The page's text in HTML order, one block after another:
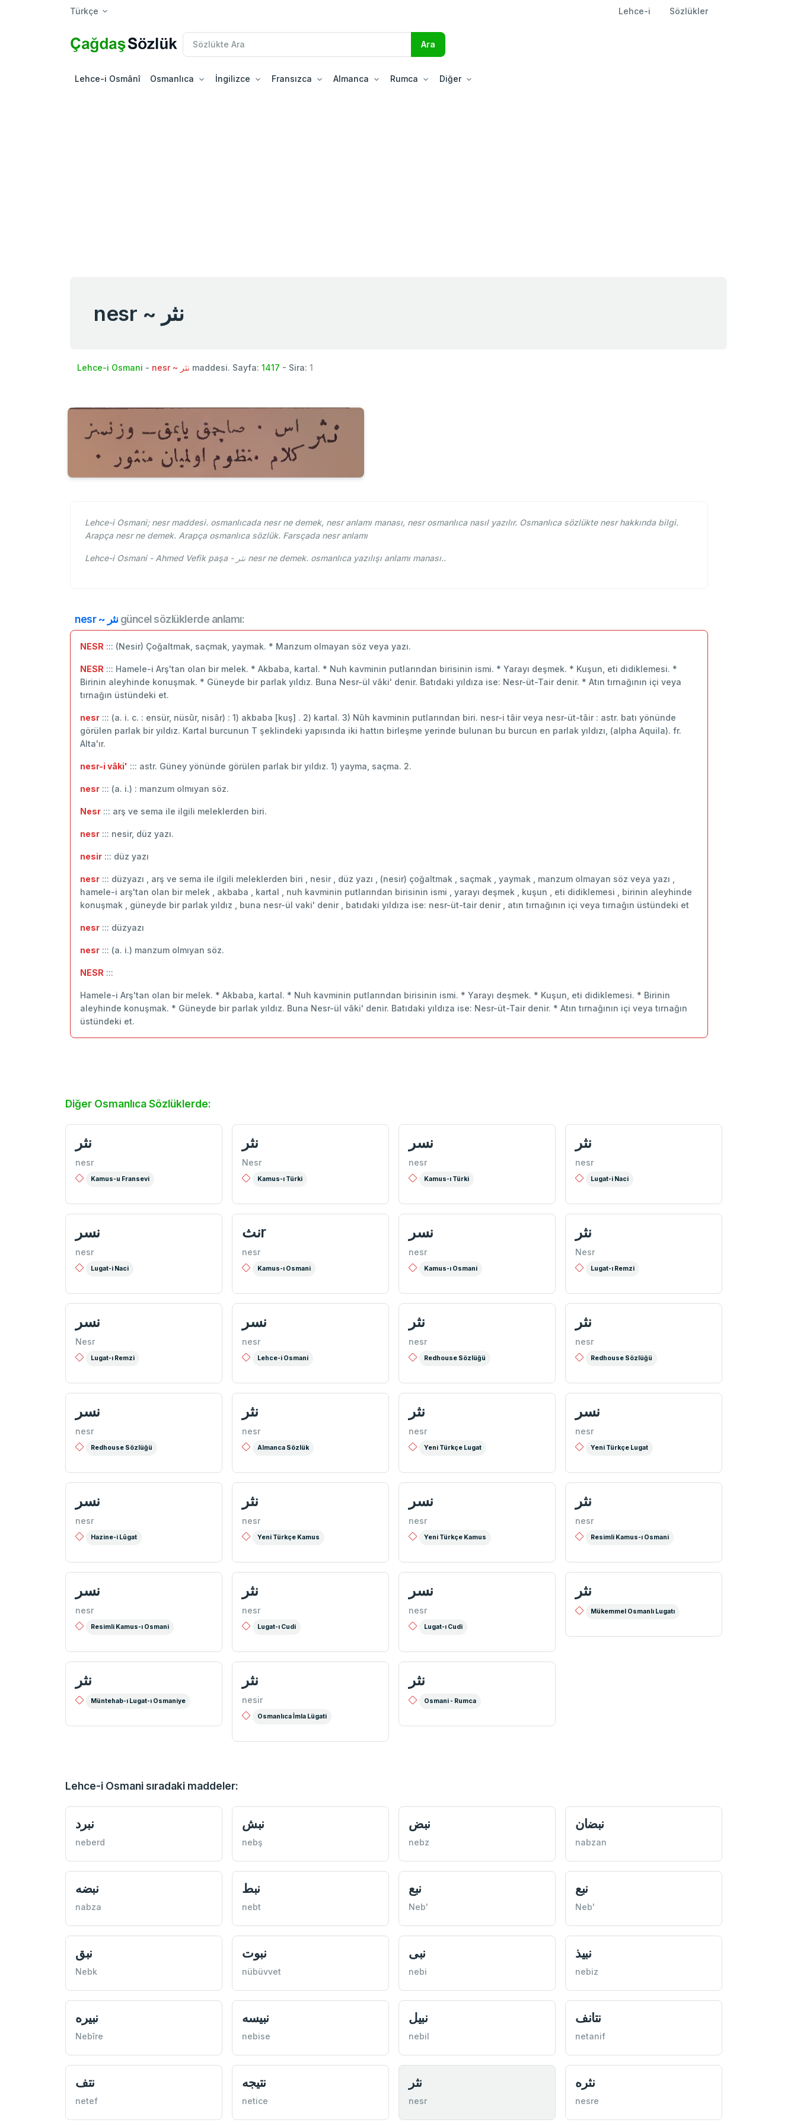
Türkçe Lehce-i Sözlükler
Lehce-i Osmânî Osmanlıca İngilizce Fransızca Almanca Rumca Diğer
nesr ~ نثر
Lehce-i Osmani - nesr ~ نثر maddesi. Sayfa: 1417 - Sira: 1
Lehce-i Osmani; nesr maddesi. osmanlıcada nesr ne demek, nesr anlamı manası, nesr osmanlıca nasıl yazılır. Osmanlıca sözlükte nesr hakkında bilgi.
Arapça nesr ne demek. Arapça osmanlıca sözlük. Farsçada nesr anlamı
Lehce-i Osmani - Ahmed Vefik paşa - نثر nesr ne demek. osmanlıca yazılışı anlamı manası..
nesr ~ نثرgüncel sözlüklerde anlamı:
NESR ::: (Nesir) Çoğaltmak, saçmak, yaymak. * Manzum olmayan söz veya yazı.
NESR ::: Hamele-i Arş'tan olan bir melek. * Akbaba, kartal. * Nuh kavminin putlarından birisinin ismi. * Yarayı deşmek. * Kuşun, eti didiklemesi. *
Birinin aleyhinde konuşmak. * Güneyde bir parlak yıldız. Buna Nesr-ül vâki' denir. Batıdaki yıldıza ise: Nesr-üt-Tair denir. * Atın tırnağının içi veya
tırnağın üstündeki et.
nesr ::: (a. i. c. : ensür, nüsûr, nisâr) : 1) akbaba [kuş] . 2) kartal. 3) Nûh kavminin putlarından biri. nesr-i tâir veya nesr-üt-tâir : astr. batı yönünde
görülen parlak bir yıldız. Kartal burcunun T şeklindeki yapısında iki hattın birleşme yerinde bulunan bu burcun en parlak yıldızı, (alpha Aquila). fr.
Alta'ır.
nesr-i vâki' ::: astr. Güney yönünde görülen parlak bir yıldız. 1) yayma, saçma. 2.
nesr ::: (a. i.) : manzum olmıyan söz.
Nesr ::: arş ve sema ile ilgili meleklerden biri.
nesr ::: nesir, düz yazı.
nesir ::: düz yazı
nesr ::: düzyazı , arş ve sema ile ilgili meleklerden biri , nesir , düz yazı , (nesir) çoğaltmak , saçmak , yaymak , manzum olmayan söz veya yazı ,
hamele-i arş'tan olan bir melek , akbaba , kartal , nuh kavminin putlarından birisinin ismi , yarayı deşmek , kuşun , eti didiklemesi , birinin aleyhinde
konuşmak , güneyde bir parlak yıldız , buna nesr-ül vaki' denir , batıdaki yıldıza ise: nesr-üt-tair denir , atın tırnağının içi veya tırnağın üstündeki et
nesr ::: ‬düzyazı
nesr ::: (a. i.) manzum olmıyan söz.
NESR :::
Hamele-i Arş'tan olan bir melek. * Akbaba, kartal. * Nuh kavminin putlarından birisinin ismi. * Yarayı deşmek. * Kuşun, eti didiklemesi. * Birinin
aleyhinde konuşmak. * Güneyde bir parlak yıldız. Buna Nesr-ül vâki' denir. Batıdaki yıldıza ise: Nesr-üt-Tair denir. * Atın tırnağının içi veya tırnağın
üstündeki et.
Diğer Osmanlıca Sözlüklerde:
نثر
nesr
Kamus-u Fransevi
نثر
Nesr
Kamus-ı Türki
نسر
nesr
Kamus-ı Türki
نثر
nesr
Lugat-i Naci
نسر
nesr
Lugat-i Naci
نثr
nesr
Kamus-ı Osmani
نسر
nesr
Kamus-ı Osmani
نثر
Nesr
Lugat-ı Remzi
نسر
Nesr
Lugat-ı Remzi
نسر
nesr
Lehce-i Osmani
نثر
nesr
Redhouse Sözlüğü
نثر
nesr
Redhouse Sözlüğü
نسر
nesr
Redhouse Sözlüğü
نثر
nesr
Almanca Sözlük
نثر
nesr
Yeni Türkçe Lugat
نسر
nesr
Yeni Türkçe Lugat
نسر
nesr
Hazine-i Lûgat
نثر
nesr
Yeni Türkçe Kamus
نسر
nesr
Yeni Türkçe Kamus
نثر
nesr
Resimli Kamus-ı Osmani
نسر
nesr
Resimli Kamus-ı Osmani
نثر
nesr
Lugat-ı Cudi
نسر
nesr
Lugat-ı Cudi
نثر
Mükemmel Osmanlı Lugatı
نثر
Müntehab-ı Lugat-ı Osmaniye
نثر
nesir
Osmanlıca İmla Lügati
نثر
Osmani - Rumca
Lehce-i Osmani sıradaki maddeler:
نبرد
neberd
نبش
nebş
نبض
nebz
نبضان
nabzan
نبضه
nabza
نبط
nebt
نبع
Neb'
نبع
Neb'
نبق
Nebk
نبوت
nübüvvet
نبی
nebi
نبیذ
nebiz
نبیره
Nebîre
نبیسه
nebise
نبیل
nebil
نتانف
netanif
نتف
netef
نتيجه
netice
نثر
nesr
نثره
nesre